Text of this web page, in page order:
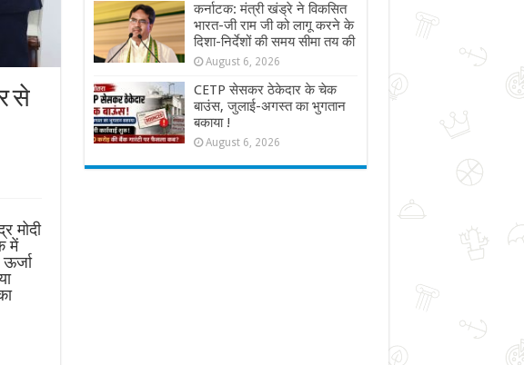
से
मोदी
में
कर्नाटक: मंत्री खंड्रे ने विकसित
भारत-जी राम जी को लागू करने के
दिशा-निर्देशों की समय सीमा तय की
August 6, 2026
CETP सेसकर ठेकेदार के चेक
बाउंस, जुलाई-अगस्त का भुगतान
बकाया !
August 6, 2026